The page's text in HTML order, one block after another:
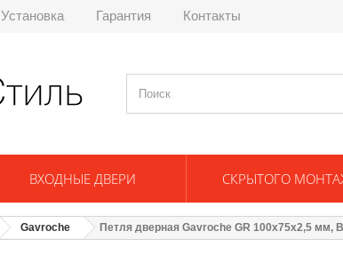
Установка Гарантия Контакты
ВХОДНЫЕ ДВЕРИ СКРЫТОГО
Gavroche Петля дверная Gavroche GR 100x75x2,5 мм,